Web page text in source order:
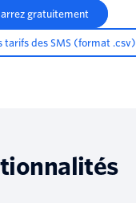
gratuitement
tarifs des SMS (format .csv)